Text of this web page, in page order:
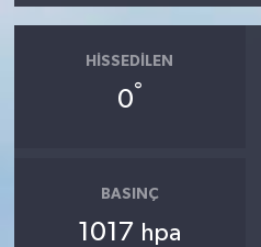
HISSEDILEN
0°
BASINÇ
1017 hpa